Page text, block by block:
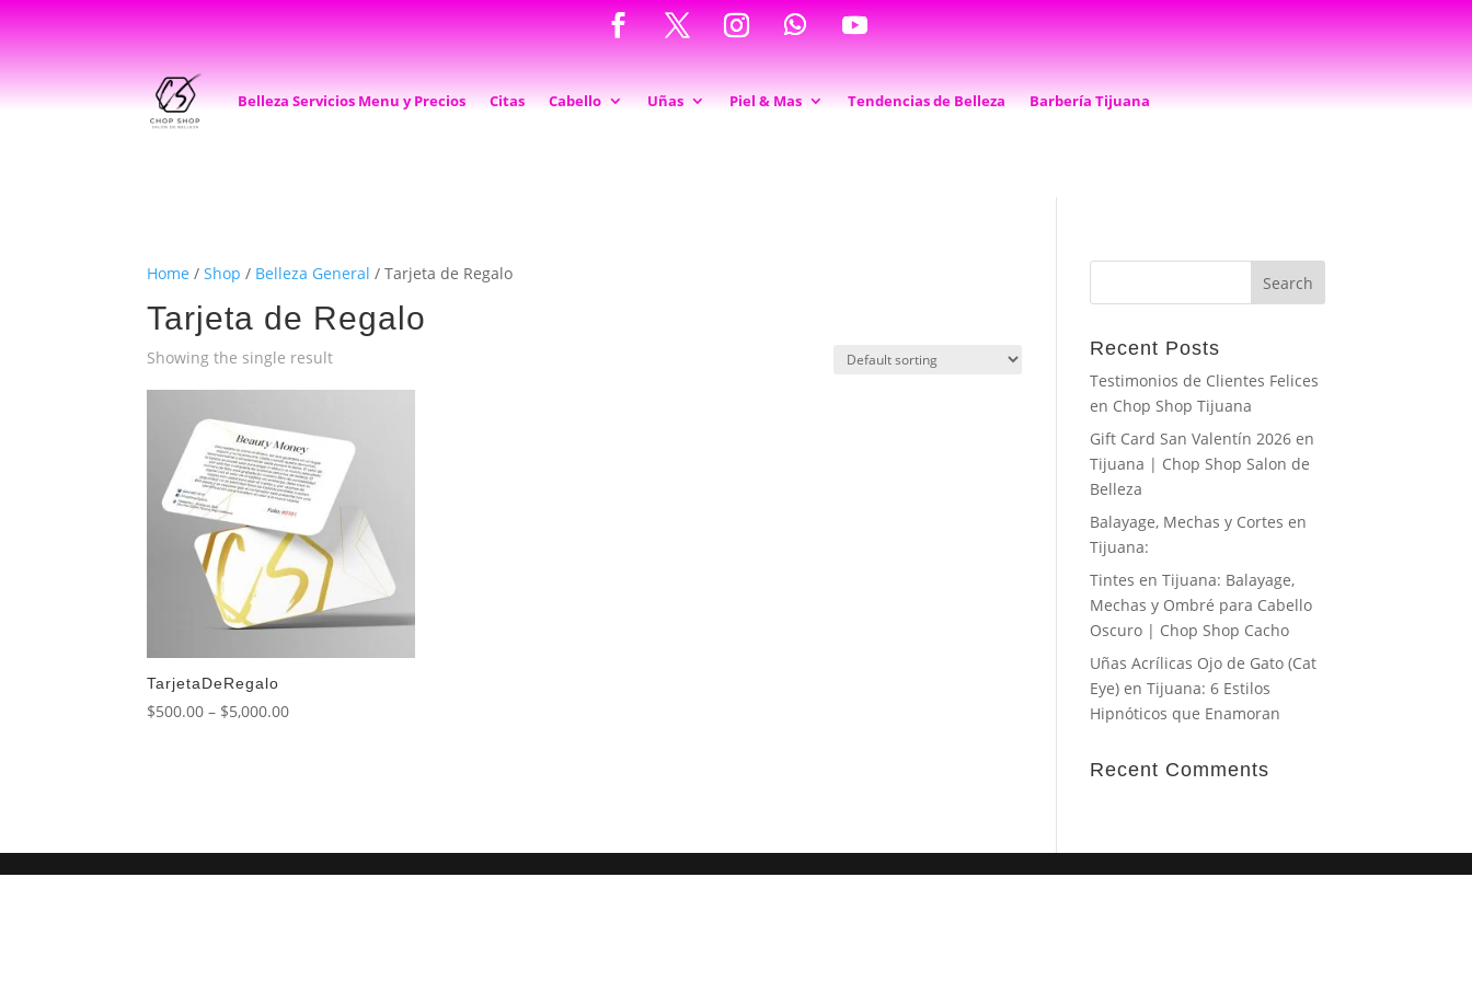
Belleza Servicios Menu y Precios Citas Cabello Uñas Piel & Mas Tendencias de Belleza Barbería Tijuana
Home /Shop / Belleza General / Tarjeta de Regalo
Tarjeta de Regalo
Showing the single result
TarjetaDeRegalo
$500.00 – $5,000.00Price
Recent Posts
Testimonios de Clientes Felices
en Chop Shop Tijuana
Gift Card San Valentín 2026 en
Tijuana | Chop Shop Salon de
Belleza
Balayage, Mechas y Cortes en
Tijuana:
Tintes en Tijuana: Balayage,
Mechas y Ombré para Cabello
Oscuro | Chop Shop Cacho
Uñas Acrílicas Ojo de Gato (Cat
Eye) en Tijuana: 6 Estilos
Hipnóticos que Enamoran
Recent Comments